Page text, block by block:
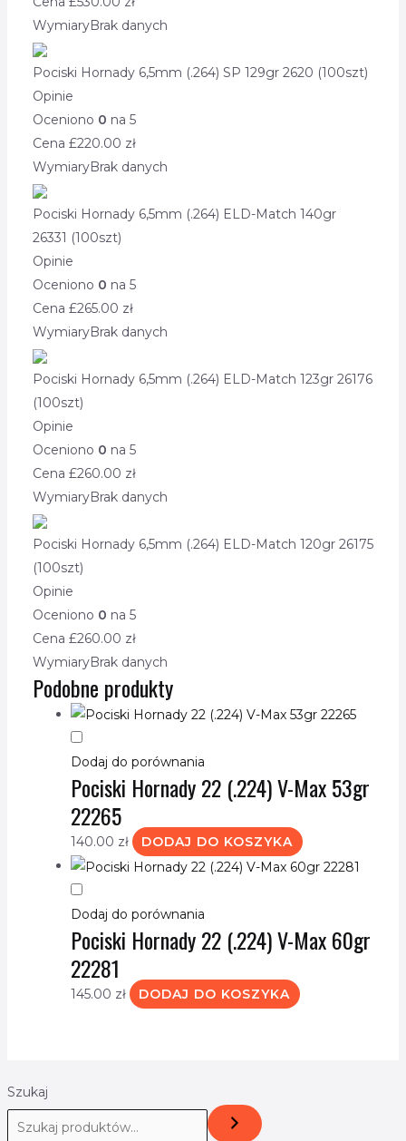
Szukaj
WymiaryBrak danych
Pociski Hornady 6,5mm (.264) SP 129gr 2620 (100szt)
Opinie
Oceniono 0 na 5
Cena £220.00 zł
WymiaryBrak danych
Pociski Hornady 6,5mm (.264) ELD-Match 140gr
26331 (100szt)
Opinie
Oceniono 0 na 5
Cena £265.00 zł
WymiaryBrak danych
Pociski Hornady 6,5mm (.264) ELD-Match 123gr 26176
(100szt)
Opinie
Oceniono 0 na 5
Cena £260.00 zł
WymiaryBrak danych
Pociski Hornady 6,5mm (.264) ELD-Match 120gr 26175
(100szt)
Opinie
Oceniono 0 na 5
Cena £260.00 zł
WymiaryBrak danych
Podobne produkty
Dodaj do porównania
Pociski Hornady 22 (.224) V-Max 53gr
22265
140.00 zł DODAJ DO KOSZYKA
Dodaj do porównania
Pociski Hornady 22 (.224) V-Max 60gr
22281
145.00 zł DODAJ DO KOSZYKA